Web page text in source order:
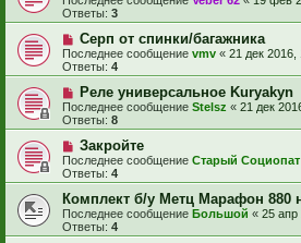
Ответы: 3
Серп от спинки/багажника
Последнее сообщение vmv « 21 дек 2016,
Ответы: 4
Реле универсальное Kuryakyn
Последнее сообщение Stelsz « 21 дек
Ответы: 8
Закройте
Последнее сообщение Старый Социопат
Ответы: 4
Комплект б/у Метц Марафон 880
Последнее сообщение Большой « 25 апр
Ответы: 4